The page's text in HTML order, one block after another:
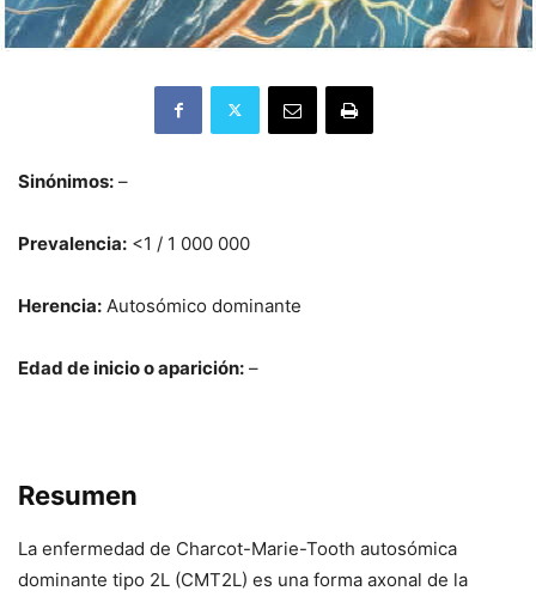
Sinónimos: –
Prevalencia: <1 / 1 000 000
Herencia: Autosómico dominante
Edad de inicio o aparición: –
Resumen
La enfermedad de Charcot-Marie-Tooth autosómica
dominante tipo 2L (CMT2L) es una forma axonal de la